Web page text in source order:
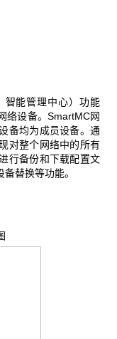
智能管理中心）功能
络设备。SmartMC网
备均为成员设备。通
对整个网络中的所有
行备份和下载配置文
替换等功能。